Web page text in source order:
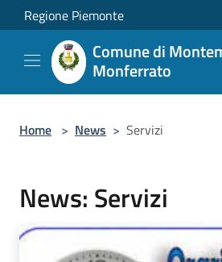
Salta al contenuto principale
Regione Piemonte
Comune di
Monferrato
Home > News > Servizi
News: Servizi